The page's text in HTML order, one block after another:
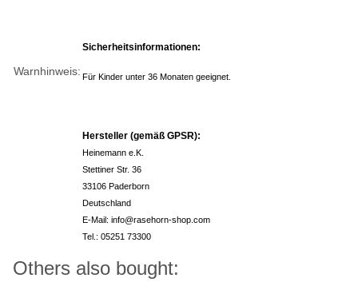
Warnhinweis:
Sicherheitsinformationen:
Für Kinder unter 36 Monaten geeignet.
Hersteller (gemäß GPSR):
Heinemann e.K.
Stettiner Str. 36
33106 Paderborn
Deutschland
E-Mail: info@rasehorn-shop.com
Tel.: 05251 73300
Others also bought: